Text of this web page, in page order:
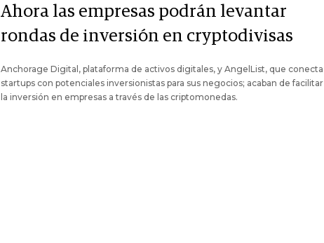
Ahora las empresas podrán levantar
rondas de inversión en cryptodivisas
Anchorage Digital, plataforma de activos digitales, y AngelList, que conecta
startups con potenciales inversionistas para sus negocios; acaban de facilitar
la inversión en empresas a través de las criptomonedas.